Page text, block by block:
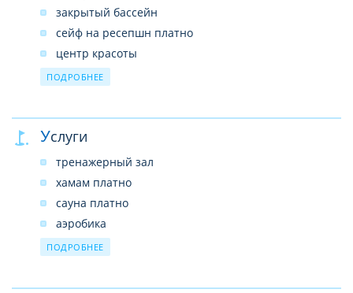
закрытый бассейн
сейф на ресепшн платно
центр красоты
магазины
7 ресторанов
6 баров
мавританское кафе
ПОДРОБНЕЕ
Услуги
тренажерный зал
хамам платно
сауна платно
аэробика
аквааэробика
бильярд платно
ПОДРОБНЕЕ